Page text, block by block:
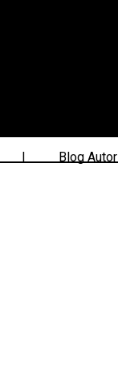
| Blog Autor